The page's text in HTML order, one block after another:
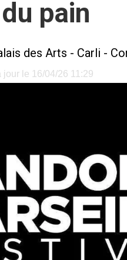
pain
des Arts - Carli -
le 16/04/26 11:29